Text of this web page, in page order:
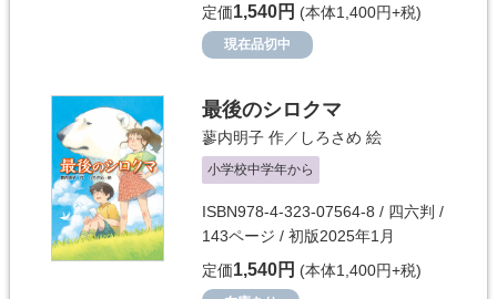
定価1,540円 (本体1,400円+税)
現在品切中
最後のシロクマ
蓼内明子 作／ しろさめ 絵
小学校中学年から
ISBN978-4-323-07564-8 / 四六判 /
143ページ / 初版2025年1月
定価1,540円 (本体1,400円+税)